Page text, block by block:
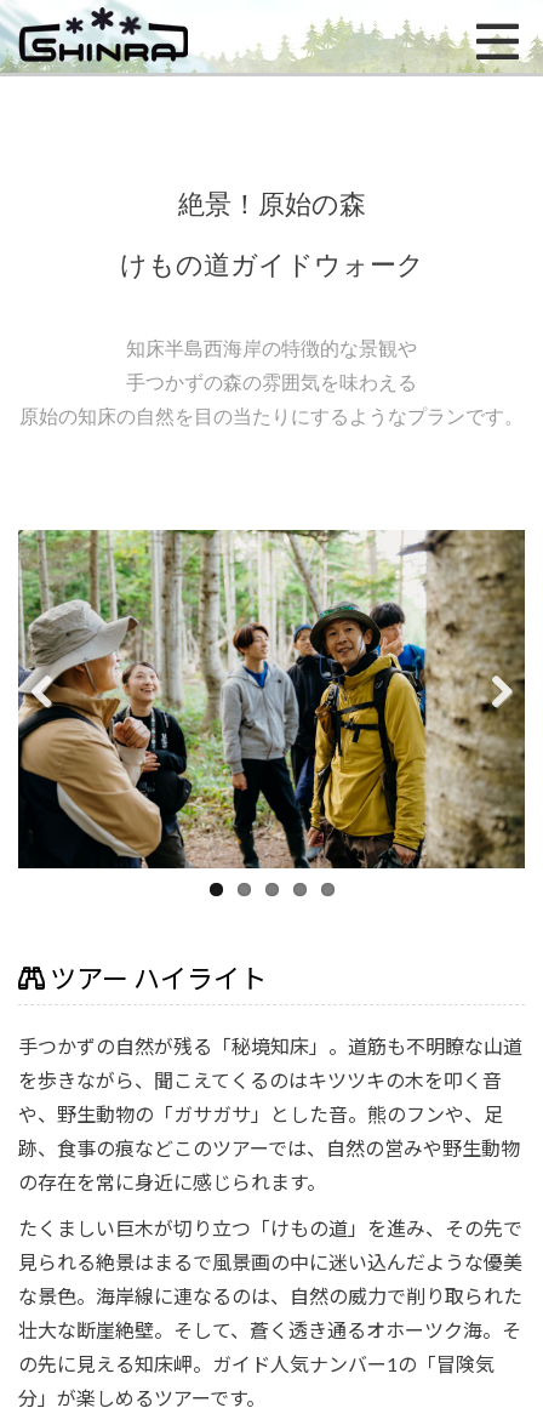
絶景！原始の森
けもの道ガイドウォーク
知床半島西海岸の特徴的な景観や
手つかずの森の雰囲気を味わえる
原始の知床の自然を目の当たりにするようなプランです。
Previous Next
ツアー ハイライト
手つかずの自然が残る「秘境知床」。 道筋も不明瞭な山道
を歩きながら、聞こえてくるのはキツツキの木を叩く音
や、野生動物の「ガサガサ」とした音。熊のフンや、足
跡、食事の痕などこのツアーでは、自然の営みや野生動物
の存在を常に身近に感じられます。
たくましい巨木が切り立つ「けもの道」を進み、その先で
見られる絶景はまるで風景画の中に迷い込んだような優美
な景色。海岸線に連なるのは、自然の威力で削り取られた
壮大な断崖絶壁。そして、蒼く透き通るオホーツク海。そ
の先に見える知床岬。ガイド人気ナンバー1の「冒険気
分」が楽しめるツアーです。